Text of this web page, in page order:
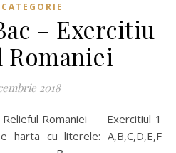
– Exercitiu
Romaniei
2018
harta cu literele: A,B,C,D,E,F